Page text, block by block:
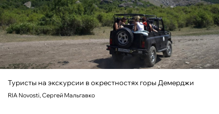
Туристы на экскурсии в окрестностях горы Демерджи
RIA Novosti, Сергей Мальгавко